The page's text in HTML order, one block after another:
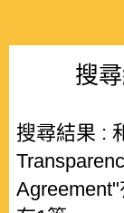
搜
搜尋結果 :